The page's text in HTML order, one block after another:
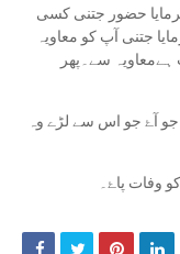
حضور جتنی کسی
جتنی آپ کو معاویہ
سے۔پھر
جو آۓ جو اس سے لڑے وہ